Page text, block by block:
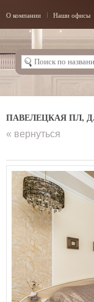
О компании Наши офисы
ПАВЕЛЕЦКАЯ ПЛ, Д.
« вернуться